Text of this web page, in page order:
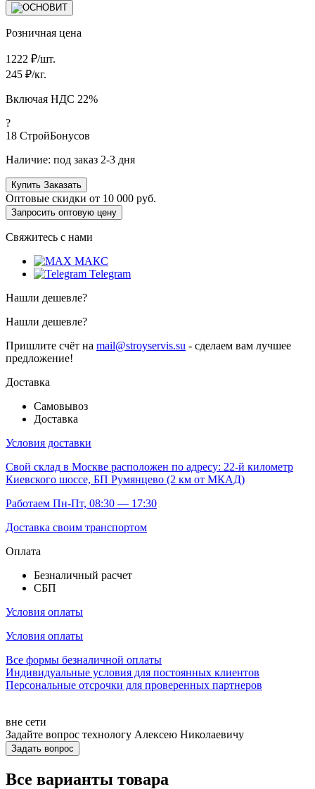
Розничная цена
1222 ₽/шт.
245 ₽/кг.
Включая НДС 22%
?
18 СтройБонусов
Наличие: под заказ 2-3 дня
Купить Заказать
Оптовые скидки от 10 000 руб.
Запросить оптовую цену
Свяжитесь с нами
МАКС
Telegram
Нашли дешевле?
Нашли дешевле?
Пришлите счёт на mail@stroyservis.su - сделаем вам лучшее
предложение!
Доставка
Самовывоз
Доставка
Условия доставки
Свой склад в Москве расположен по адресу: 22-й километр
Киевского шоссе, БП Румянцево (2 км от МКАД)
Работаем Пн-Пт, 08:30 — 17:30
Доставка своим транспортом
Оплата
Безналичный расчет
СБП
Условия оплаты
Условия оплаты
Все формы безналичной оплаты
Индивидуальные условия для постоянных клиентов
Персональные отсрочки для проверенных партнеров
вне сети
Задайте вопрос технологу Алексею Николаевичу
Задать вопрос
Все варианты товара